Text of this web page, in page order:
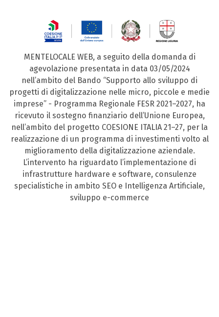
MENTELOCALE WEB, a seguito della domanda di
agevolazione presentata in data 03/05/2024
nell’ambito del Bando “Supporto allo sviluppo di
progetti di digitalizzazione nelle micro, piccole e medie
imprese” - Programma Regionale FESR 2021–2027, ha
ricevuto il sostegno finanziario dell’Unione Europea,
nell’ambito del progetto COESIONE ITALIA 21–27, per la
realizzazione di un programma di investimenti volto al
miglioramento della digitalizzazione aziendale.
L’intervento ha riguardato l’implementazione di
infrastrutture hardware e software, consulenze
specialistiche in ambito SEO e Intelligenza Artificiale,
sviluppo e-commerce